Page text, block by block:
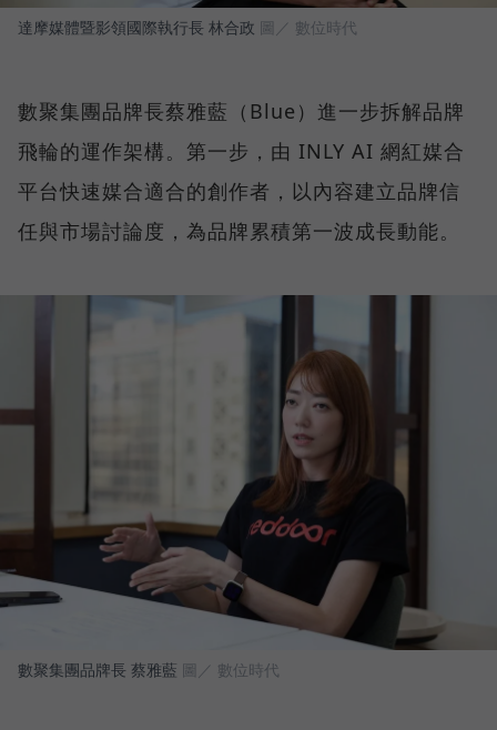
達摩媒體暨影領國際執行長 林合政 圖／ 數位時代
數聚集團品牌長蔡雅藍（Blue）進一步拆解品牌
飛輪的運作架構。第一步，由 INLY AI 網紅媒合
平台快速媒合適合的創作者，以內容建立品牌信
任與市場討論度，為品牌累積第一波成長動能。
數聚集團品牌長 蔡雅藍 圖／ 數位時代